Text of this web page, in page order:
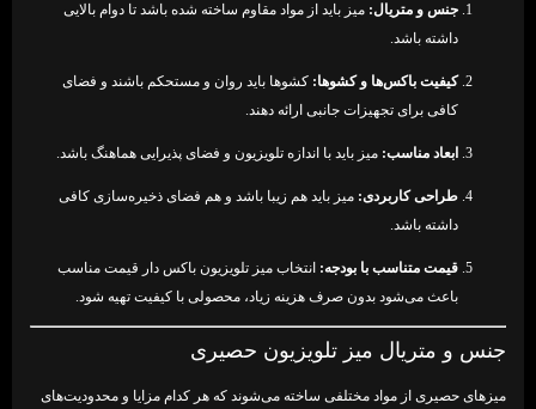
جنس و متریال: میز باید از مواد مقاوم ساخته شده باشد تا دوام بالایی
داشته باشد.
کیفیت باکس‌ها و کشوها: کشوها باید روان و مستحکم باشند و فضای
کافی برای تجهیزات جانبی ارائه دهند.
ابعاد مناسب: میز باید با اندازه تلویزیون و فضای پذیرایی هماهنگ باشد.
طراحی کاربردی: میز باید هم زیبا باشد و هم فضای ذخیره‌سازی کافی
داشته باشد.
قیمت متناسب با بودجه: انتخاب میز تلویزیون باکس دار قیمت مناسب
باعث می‌شود بدون صرف هزینه زیاد، محصولی با کیفیت تهیه شود.
جنس و متریال میز تلویزیون حصیری
میزهای حصیری از مواد مختلفی ساخته می‌شوند که هر کدام مزایا و محدودیت‌های